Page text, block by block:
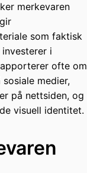
merkevaren
som faktisk
i
ofte om
medier,
på nettsiden, og
visuell identitet.